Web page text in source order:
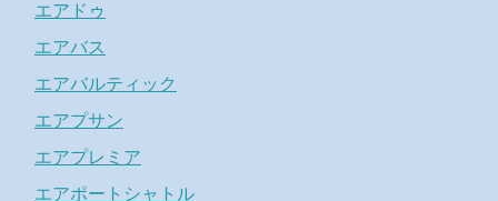
エアドゥ
エアバス
エアバルティック
エアプサン
エアプレミア
エアポートシャトル